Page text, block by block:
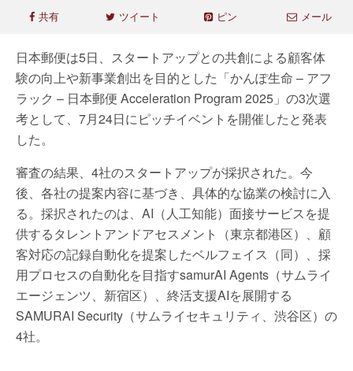
共有 ツイート ピン メール
日本郵便は5日、スタートアップとの共創による顧客体
験の向上や新事業創出を目的とした「かんぽ生命 – アフ
ラック – 日本郵便 Acceleration Program 2025」の3次選
考として、7月24日にピッチイベントを開催したと発表
した。
審査の結果、4社のスタートアップが採択された。今
後、各社の提案内容に基づき、具体的な協業の検討に入
る。採択されたのは、AI（人工知能）面接サービスを提
供するタレントアンドアセスメント（東京都港区）、顧
客対応の記録自動化を提案したベルフェイス（同）、採
用プロセスの自動化を目指すsamurAI Agents（サムライ
エージェンツ、新宿区）、終活支援AIを展開する
SAMURAI Security（サムライセキュリティ、渋谷区）の
4社。